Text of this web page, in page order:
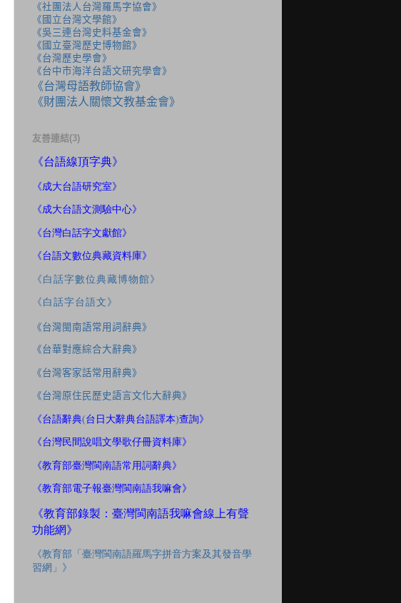
《社團法人台灣羅馬字協會》
《國立台灣文學館》
《吳三連台灣史料基金會》
《國立臺灣歷史博物館》
《台灣歷史學會》
《台中市海洋台語文研究學會》
《台灣母語教師協會》
《財團法人關懷文教基金會》
友善連結(3)
《台語線頂字典》
《成大台語研究室》
《成大台語文測驗中心》
《台灣白話字文獻館》
《台語文數位典藏資料庫》
《白話字數位典藏博物館》
《白話字台語文》
《台灣閩南語常用詞辭典》
《台華對應綜合大辭典》
《台灣客家話常用辭典》
《台灣原住民歷史語言文化大辭典》
《台語辭典(台日大辭典台語譯本)查詢》
《台灣民間說唱文學歌仔冊資料庫》
《教育部臺灣閩南語常用詞辭典》
《教育部電子報臺灣閩南語我嘛會》
《教育部錄製：臺灣閩南語我嘛會線上有聲
功能網》
《教育部「臺灣閩南語羅馬字拼音方案及其發音學
習網」》